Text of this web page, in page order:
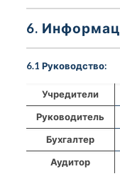
6.
6.1 Руководство:
Учредители
Руководитель
Бухгалтер
Аудитор